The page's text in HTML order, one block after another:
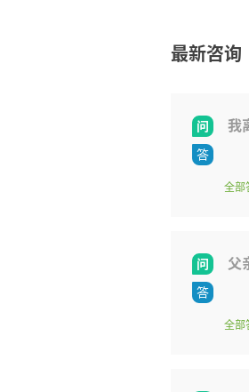
最新咨询
我离
全部
父亲
全部